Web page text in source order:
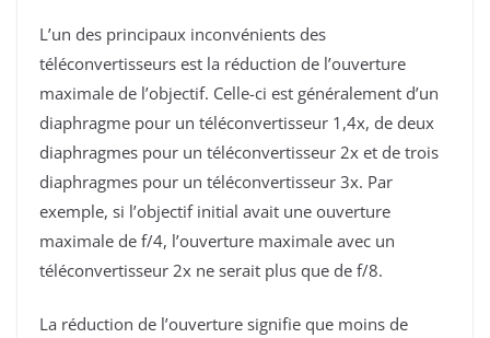
L’un des principaux inconvénients des
téléconvertisseurs est la réduction de l’ouverture
maximale de l’objectif. Celle-ci est généralement d’un
diaphragme pour un téléconvertisseur 1,4x, de deux
diaphragmes pour un téléconvertisseur 2x et de trois
diaphragmes pour un téléconvertisseur 3x. Par
exemple, si l’objectif initial avait une ouverture
maximale de f/4, l’ouverture maximale avec un
téléconvertisseur 2x ne serait plus que de f/8.
La réduction de l’ouverture signifie que moins de